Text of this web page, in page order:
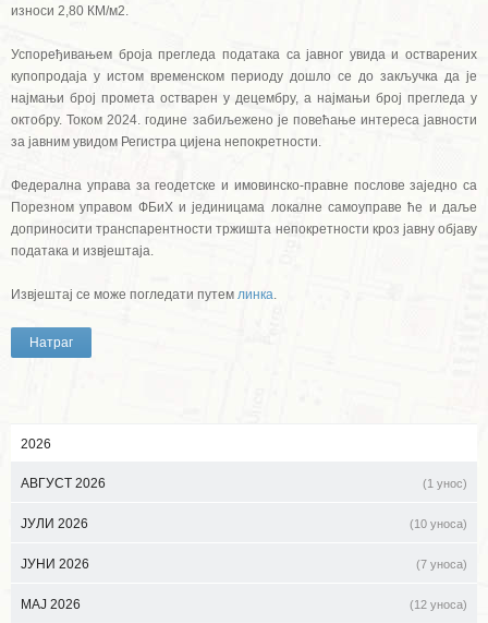
износи 2,80 КМ/м2.
Успоређивањем броја прегледа података са јавног увида и остварених
купопродаја у истом временском периоду дошло се до закључка да је
најмањи број промета остварен у децембру, а најмањи број прегледа у
октобру. Током 2024. године забиљежено је повећање интереса јавности
за јавним увидом Регистра цијена непокретности.
Федерална управа за геодетске и имовинско-правне послове заједно са
Порезном управом ФБиХ и јединицама локалне самоуправе ће и даље
доприносити транспарентности тржишта непокретности кроз јавну објаву
података и извјештаја.
Извјештај се може погледати путем линка
Натраг
2026
АВГУСТ 2026 (1 унос)
ЈУЛИ 2026 (10 уноса)
ЈУНИ 2026 (7 уноса)
МАЈ 2026 (12 уноса)